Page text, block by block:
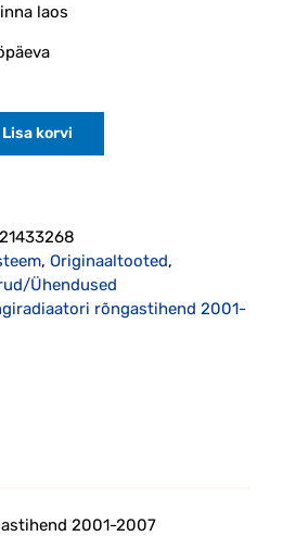
laos
Lisa korvi
, Originaaltooted,
Ühendused
rõngastihend 2001-
2001-2007